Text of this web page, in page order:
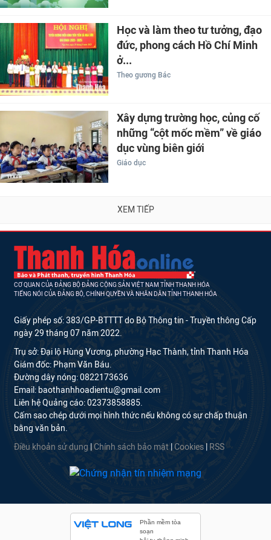
Học và làm theo tư tưởng, đạo
đức, phong cách Hồ Chí Minh
ở...
Theo gương Bác
Xây dựng trường học, củng cố
những “cột mốc mềm” về giáo
dục vùng biên giới
Giáo dục
XEM TIẾP
CƠ QUAN CỦA ĐẢNG BỘ ĐẢNG CỘNG SẢN VIỆT NAM TỈNH THANH HÓA
TIẾNG NÓI CỦA ĐẢNG BỘ, CHÍNH QUYỀN VÀ NHÂN DÂN TỈNH THANH HÓA
Giấy phép số: 383/GP-BTTTT do Bộ Thông tin - Truyền thông Cấp
ngày 29 tháng 07 năm 2022.
Trụ sở: Đại lộ Hùng Vương, phường Hạc Thành, tỉnh Thanh Hóa
Giám đốc: Phạm Văn Báu.
Đường dây nóng: 0822173636
Email: baothanhhoadientu@gmail.com
Liên hệ Quảng cáo: 02373858885.
Cấm sao chép dưới mọi hình thức nếu không có sự chấp thuận
bằng văn bản.
Điều khoản sử dụng Chính sách bảo mật Cookies RSS
Phần mềm tòa
soạn